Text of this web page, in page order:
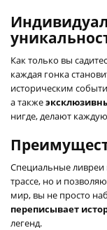
Как только вы
каждая гонка
историческим
а также
нигде, делают
Специальные
трассе, но и
мир, вы не просто
переписывает
легенд.